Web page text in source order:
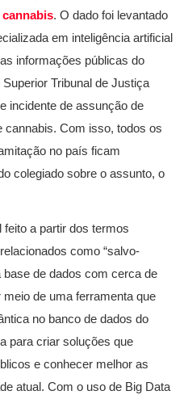
cannabis. O dado foi levantado
em inteligência artificial
informações públicas do
Tribunal de Justiça
incidente de assunção de
cannabis. Com isso, todos os
no país ficam
colegiado sobre o assunto, o
a partir dos termos
como “salvo-
base de dados com cerca de
de uma ferramenta que
no banco de dados do
para criar soluções que
e conhecer melhor as
atual. Com o uso de Big Data